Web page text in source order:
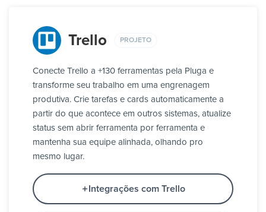
Trello PROJETO
Conecte Trello a +130 ferramentas pela Pluga e
transforme seu trabalho em uma engrenagem
produtiva. Crie tarefas e cards automaticamente a
partir do que acontece em outros sistemas, atualize
status sem abrir ferramenta por ferramenta e
mantenha sua equipe alinhada, olhando pro
mesmo lugar.
Integrações com Trello